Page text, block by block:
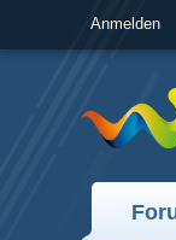
Anmelden